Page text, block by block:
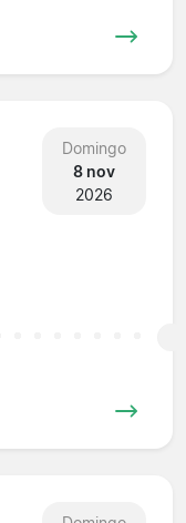
Domingo
8 nov
2026